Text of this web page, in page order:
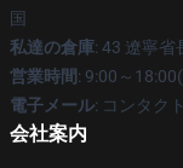
国
私達の倉庫: 43 遼寧省
営業時間: 9:00～
電子メール: コンタク
会社案内